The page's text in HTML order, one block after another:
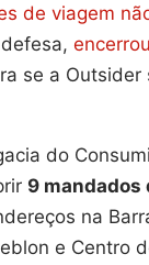
de viagem
se a
do
9 mandados
na
e Centro